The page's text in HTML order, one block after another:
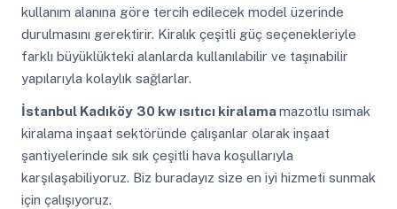
kullanım alanına göre tercih edilecek model üzerinde
durulmasını gerektirir. Kiralık çeşitli güç seçenekleriyle
farklı büyüklükteki alanlarda kullanılabilir ve taşınabilir
yapılarıyla kolaylık sağlarlar.
İstanbul Kadıköy 30 kw ısıtıcı kiralamamazotlu ısımak
kiralama inşaat sektöründe çalışanlar olarak inşaat
şantiyelerinde sık sık çeşitli hava koşullarıyla
karşılaşabiliyoruz. Biz buradayız size en iyi hizmeti sunmak
için çalışıyoruz.